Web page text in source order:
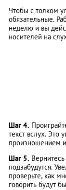
Чтобы с толком
обязательные.
неделю и вы
носителей на
Шаг 4.
текст вслух. Это
произношением
Шаг 5.
подзабудутся.
проверьте, как
говорить будут